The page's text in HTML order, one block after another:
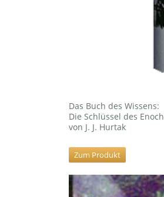
Das Buch des Wissens:
Die Schlüssel des Enoch
von J. J. Hurtak
Zum Produkt